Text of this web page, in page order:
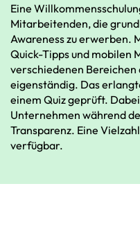
Eine
Mitarbeitenden,die
Awarenesszuerwerben.
Quick-Tippsund mobilen
verschiedenen Bereichen
eigenständig. Das
einem Quizgeprüft. Dabei
Unternehmen während
Transparenz. Eine Vielzahl
verfügbar.